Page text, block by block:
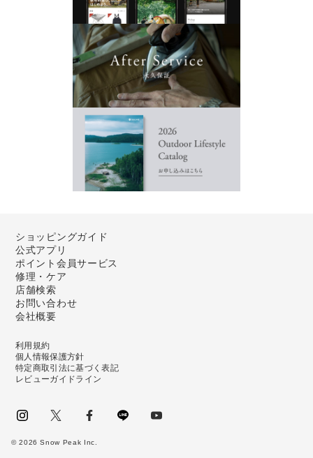
ショッピングガイド
公式アプリ
ポイント会員サービス
修理・ケア
店舗検索
お問い合わせ
会社概要
利用規約
個人情報保護方針
特定商取引法に基づく表記
レビューガイドライン
©2026 Snow Peak Inc.